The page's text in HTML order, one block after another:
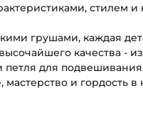
стилем
грушами, каждая
качества -
для
и гордость в